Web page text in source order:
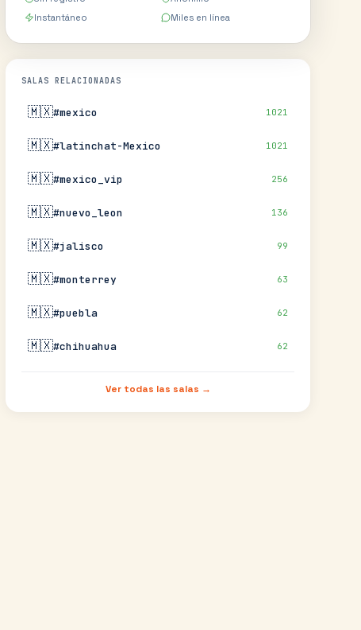
Instantáneo
Miles en línea
SALAS RELACIONADAS
🇲🇽#mexico 1021
🇲🇽#latinchat-Mexico 1021
🇲🇽#mexico_vip 256
🇲🇽#nuevo_leon 136
🇲🇽#jalisco 99
🇲🇽#monterrey 63
🇲🇽#puebla 62
🇲🇽#chihuahua 62
Ver todas las salas →